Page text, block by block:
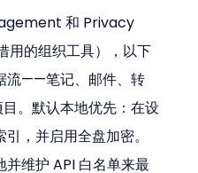
和 Privacy
的组织工具），以下
流——笔记、邮件、转
。默认本地优先：在设
，并启用全盘加密。
维护 API 白名单来最